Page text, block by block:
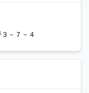
－７－４